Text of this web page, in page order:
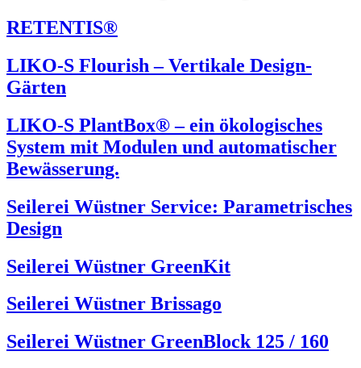
RETENTIS®
LIKO-S Flourish – Vertikale Design-
Gärten
LIKO-S PlantBox® – ein ökologisches
System mit Modulen und automatischer
Bewässerung.
Seilerei Wüstner Service: Parametrisches
Design
Seilerei Wüstner GreenKit
Seilerei Wüstner Brissago
Seilerei Wüstner GreenBlock 125 / 160